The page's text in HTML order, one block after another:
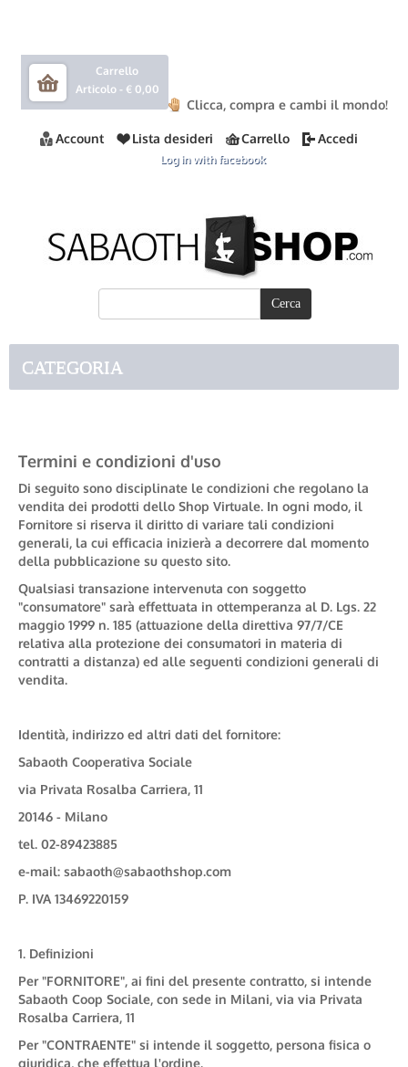
Carrello
Articolo - € 0,00
Clicca, compra e cambi il mondo!
Account Lista desideri Carrello Accedi
Log in with facebook
CATEGORIA
Termini e condizioni d'uso
Di seguito sono disciplinate le condizioni che regolano la
vendita dei prodotti dello Shop Virtuale. In ogni modo, il
Fornitore si riserva il diritto di variare tali condizioni
generali, la cui efficacia inizierà a decorrere dal momento
della pubblicazione su questo sito.
Qualsiasi transazione intervenuta con soggetto
"consumatore" sarà effettuata in ottemperanza al D. Lgs. 22
maggio 1999 n. 185 (attuazione della direttiva 97/7/CE
relativa alla protezione dei consumatori in materia di
contratti a distanza) ed alle seguenti condizioni generali di
vendita.
Identità, indirizzo ed altri dati del fornitore:
Sabaoth Cooperativa Sociale
via Privata Rosalba Carriera, 11
20146 - Milano
tel. 02-89423885
e-mail: sabaoth@sabaothshop.com
P. IVA 13469220159
1. Definizioni
Per "FORNITORE", ai fini del presente contratto, si intende
Sabaoth Coop Sociale, con sede in Milani, via via Privata
Rosalba Carriera, 11
Per "CONTRAENTE" si intende il soggetto, persona fisica o
giuridica, che effettua l'ordine.